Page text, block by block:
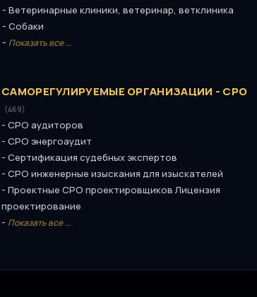
- Ветеринарные клиники, ветеринар, ветклиника
- Собаки
- Показать все ...
САМОРЕГУЛИРУЕМЫЕ ОРГАНИЗАЦИИ - СРО
(469)
- СРО аудиторов
- СРО энергоаудит
- Сертификация судебных экспертов
- СРО инженерные изыскания для изыскателей
- Проектные СРО проектировщиков Лицензия
проектирование
- Показать все ...